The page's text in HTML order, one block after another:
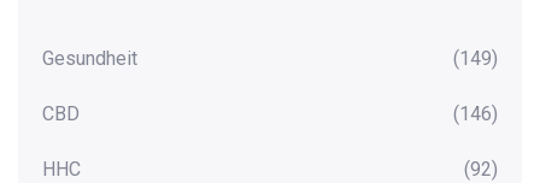
Gesundheit (149)
CBD (146)
HHC (92)